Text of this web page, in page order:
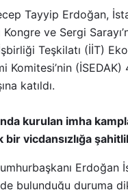
Tayyip Erdoğan,
Kongre ve Sergi
Teşkilatı (İİT)
Komitesi’nin (İSEDAK)
katıldı.
kurulan imha
bir vicdansızlığa
Erdoğan
bulunduğu duruma